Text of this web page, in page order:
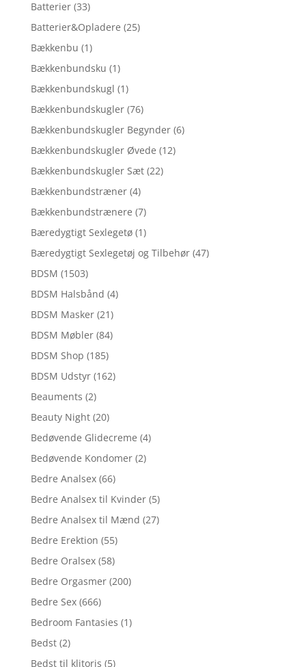
Batterier (33)
Batterier&Opladere (25)
Bækkenbu (1)
Bækkenbundsku (1)
Bækkenbundskugl (1)
Bækkenbundskugler (76)
Bækkenbundskugler Begynder (6)
Bækkenbundskugler Øvede (12)
Bækkenbundskugler Sæt (22)
Bækkenbundstræner (4)
Bækkenbundstrænere (7)
Bæredygtigt Sexlegetø (1)
Bæredygtigt Sexlegetøj og Tilbehør (47)
BDSM (1503)
BDSM Halsbånd (4)
BDSM Masker (21)
BDSM Møbler (84)
BDSM Shop (185)
BDSM Udstyr (162)
Beauments (2)
Beauty Night (20)
Bedøvende Glidecreme (4)
Bedøvende Kondomer (2)
Bedre Analsex (66)
Bedre Analsex til Kvinder (5)
Bedre Analsex til Mænd (27)
Bedre Erektion (55)
Bedre Oralsex (58)
Bedre Orgasmer (200)
Bedre Sex (666)
Bedroom Fantasies (1)
Bedst (2)
Bedst til klitoris (5)